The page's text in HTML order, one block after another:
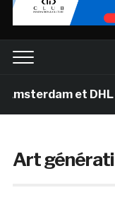
et DHL
Art